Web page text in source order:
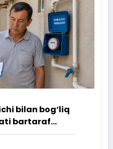
bilan bog‘liq
bartaraf